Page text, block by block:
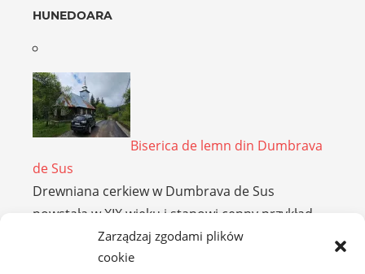
Zarządzaj zgodami plików
cookie
HUNEDOARA
Biserica de lemn din Dumbrava
de Sus
Drewniana cerkiew w Dumbrava de Sus
powstała w XIX wieku i stanowi cenny przykład
tradycyjnej …